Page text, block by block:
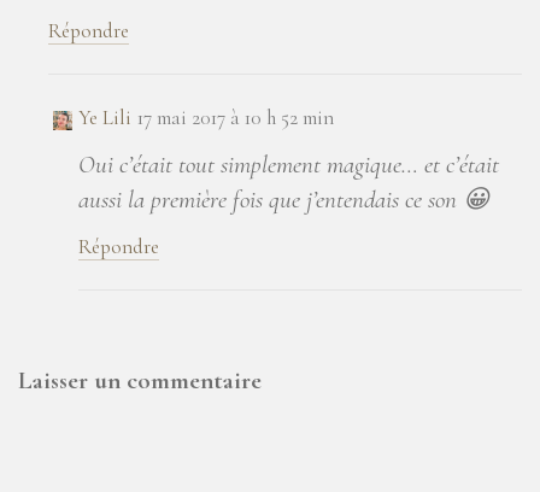
Répondre
Ye Lili 17 mai 2017 à 10 h 52 min
Oui c’était tout simplement magique… et c’était
aussi la première fois que j’entendais ce son 😀
Répondre
Laisser un commentaire